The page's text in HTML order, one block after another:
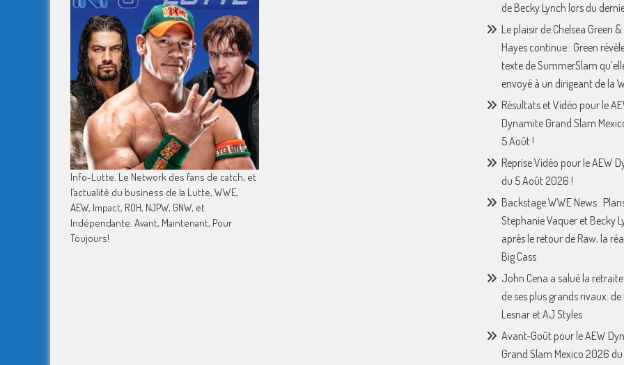
Info-Lutte. Le Network des fans de catch, et
l’actualité du business de la Lutte, WWE,
AEW, Impact, ROH, NJPW, GNW, et
Indépendante. Avant, Maintenant, Pour
Toujours!
de Becky Lynch lors du
Le plaisir de Chelsea Green
Hayes continue : Green
texte de SummerSlam
envoyé à un dirigeant de la
Résultats et Vidéo pour le
Dynamite Grand Slam
5 Août !
Reprise Vidéo pour le AEW
du 5 Août 2026 !
Backstage WWE News :
Stephanie Vaquer et Becky
après le retour de Raw, la
Big Cass
John Cena a salué la retraite
de ses plus grands rivaux.
Lesnar et AJ Styles
Avant-Goût pour le AEW
Grand Slam Mexico 2026